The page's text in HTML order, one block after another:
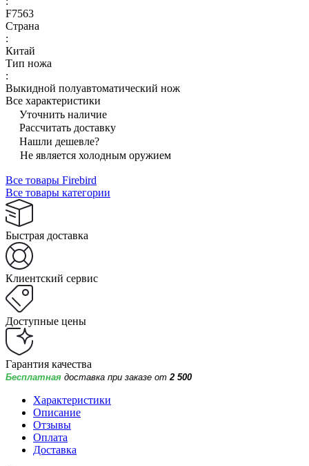
F7563
Страна
:
Китай
Тип ножа
:
Выкидной полуавтоматический нож
Все характеристики
Уточнить наличие
Рассчитать доставку
Нашли дешевле?
Не является холодным оружием
Все товары Firebird
Все товары категории
Быстрая доставка
Клиентский сервис
Доступные цены
Гарантия качества
Бесплатная доставка при заказе от 2 500
Характеристики
Описание
Отзывы
Оплата
Доставка